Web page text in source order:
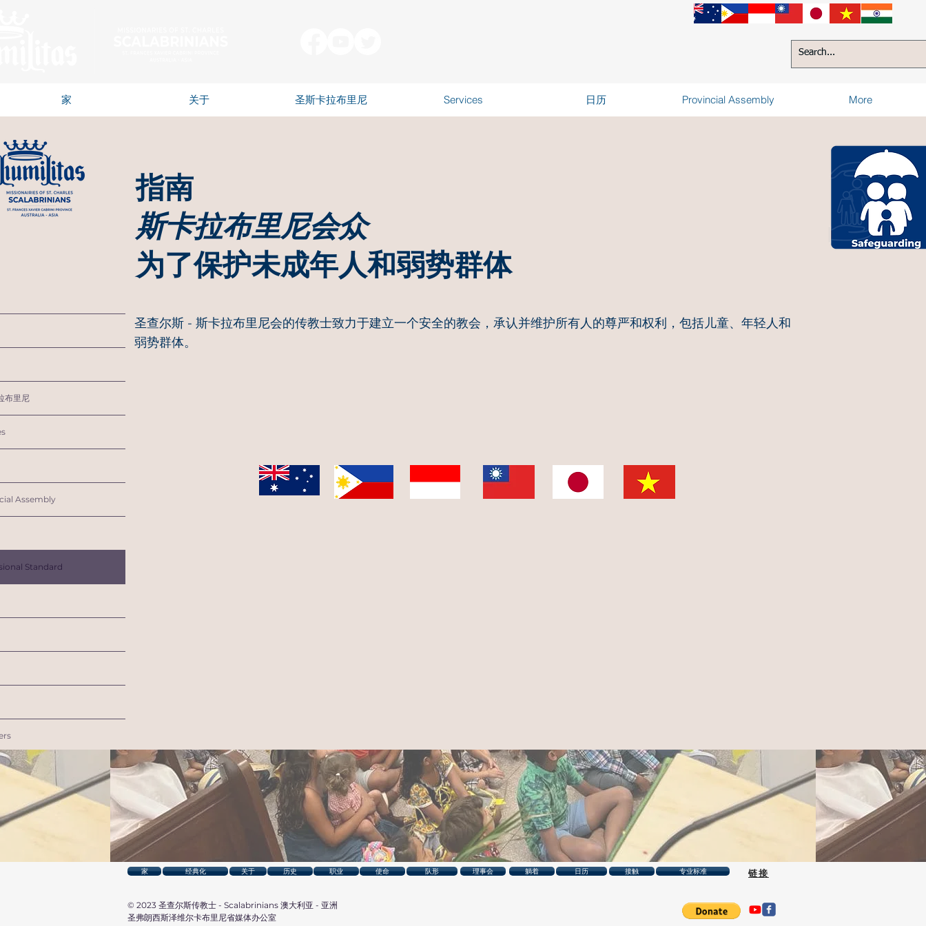
家 关于 圣斯卡拉布里尼 Services 日历 Provincial Assembly More
布里尼
Assembly
Standard
指南
斯卡拉布里尼会众
为了保护未成年人和弱势群体
圣查尔斯 - 斯卡拉布里尼会的传教士致力于建立一个安全的教会，承认并维护所有人的尊严和权利，包括儿童、年轻人和
弱势群体。
家 经典化 关于 历史 职业 使命 队形 理事会 躺着 日历 接触 专业标准 链接
© 2023 圣查尔斯传教士 - Scalabrinians 澳大利亚 - 亚洲
圣弗朗西斯泽维尔卡布里尼省媒体办公室